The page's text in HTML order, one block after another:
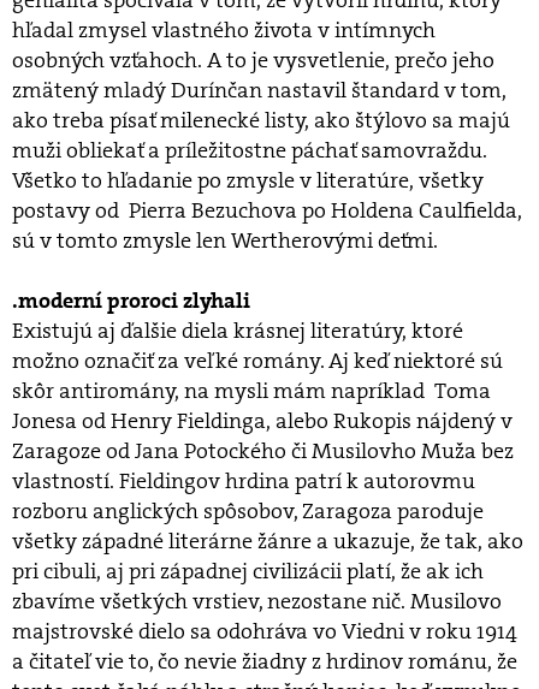
hľadal zmysel vlastného života v intímnych
osobných vzťahoch. A to je vysvetlenie, prečo jeho
zmätený mladý Durínčan nastavil štandard v tom,
ako treba písať milenecké listy, ako štýlovo sa majú
muži obliekať a príležitostne páchať samovraždu.
Všetko to hľadanie po zmysle v literatúre, všetky
postavy od Pierra Bezuchova po Holdena Caulfielda,
sú v tomto zmysle len Wertherovými deťmi.
.moderní proroci zlyhali
Existujú aj ďalšie diela krásnej literatúry, ktoré
možno označiť za veľké romány. Aj keď niektoré sú
skôr antiromány, na mysli mám napríklad Toma
Jonesa od Henry Fieldinga, alebo Rukopis nájdený v
Zaragoze od Jana Potockého či Musilovho Muža bez
vlastností. Fieldingov hrdina patrí k autorovmu
rozboru anglických spôsobov, Zaragoza paroduje
všetky západné literárne žánre a ukazuje, že tak, ako
pri cibuli, aj pri západnej civilizácii platí, že ak ich
zbavíme všetkých vrstiev, nezostane nič. Musilovo
majstrovské dielo sa odohráva vo Viedni v roku 1914
a čitateľ vie to, čo nevie žiadny z hrdinov románu, že